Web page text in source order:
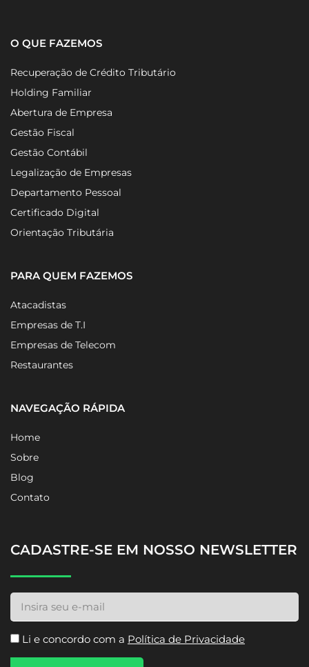
O QUE FAZEMOS
Recuperação de Crédito Tributário
Holding Familiar
Abertura de Empresa
Gestão Fiscal
Gestão Contábil
Legalização de Empresas
Departamento Pessoal
Certificado Digital
Orientação Tributária
PARA QUEM FAZEMOS
Atacadistas
Empresas de T.I
Empresas de Telecom
Restaurantes
NAVEGAÇÃO RÁPIDA
Home
Sobre
Blog
Contato
CADASTRE-SE EM NOSSO NEWSLETTER
Li e concordo com a Política de Privacidade